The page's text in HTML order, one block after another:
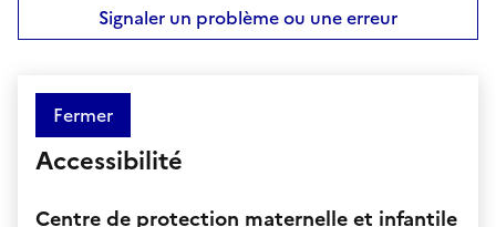
Signaler un problème ou une erreur
Fermer
Accessibilité
Centre de protection maternelle et infantile